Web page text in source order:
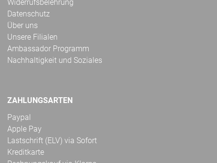
Widerrufsbelehrung
Datenschutz
Über uns
Unsere Filialen
Ambassador Programm
Nachhaltigkeit und Soziales
ZAHLUNGSARTEN
Paypal
Apple Pay
Lastschrift (ELV) via Sofort
Kreditkarte